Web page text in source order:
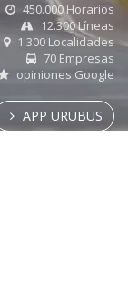
450.000 Horarios
12.300 Líneas
1.300 Localidades
70 Empresas
opiniones Google
APP URUBUS